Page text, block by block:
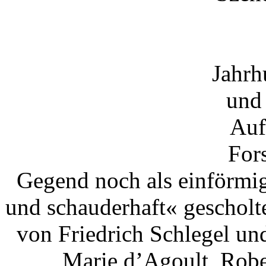
Gegend noch als
und schauderhaft«
von Friedrich Schlegel
Marie d’Agoult,